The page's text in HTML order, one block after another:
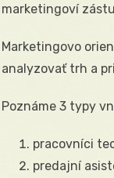
marketingoví
Marketingovo
analyzovať trh a
Poznáme 3 typy
pracovníci
predajní